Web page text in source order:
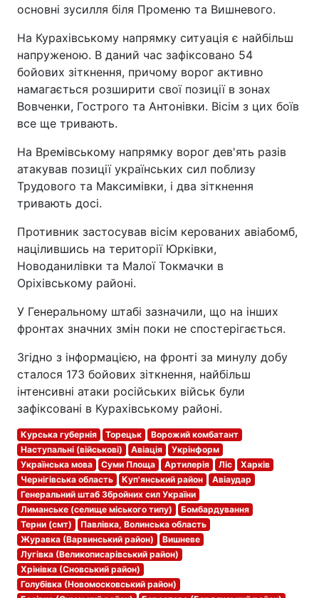
основні зусилля біля Променю та Вишневого.
На Курахівському напрямку ситуація є найбільш
напруженою. В даний час зафіксовано 54
бойових зіткнення, причому ворог активно
намагається розширити свої позиції в зонах
Вовченки, Гострого та Антонівки. Вісім з цих боїв
все ще тривають.
На Времівському напрямку ворог дев'ять разів
атакував позиції українських сил поблизу
Трудового та Максимівки, і два зіткнення
тривають досі.
Противник застосував вісім керованих авіабомб,
націлившись на території Юрківки,
Новоданилівки та Малої Токмачки в
Оріхівському районі.
У Генеральному штабі зазначили, що на інших
фронтах значних змін поки не спостерігається.
Згідно з інформацією, на фронті за минулу добу
сталося 173 бойових зіткнення, найбільш
інтенсивні атаки російських військ були
зафіксовані в Курахівському районі.
Курська губернія Торецьк
Ворожий комбатант
Наступальні (військові)
Авіація
Укрінформ
Українська мова
Суми Площа Артилерія Ліс
Харків
Чернігівська область
Куп'янський район
Авіаудар
Генеральний штаб Збройних сил України
Лиманське (селище міського типу)
Бомбардування
Терни (смт)
Павлівка, Волинська область
Журавка (Варвинський район)
Вишневе
Лугівка (Великописарівський район)
Хрінівка (Сновський район)
Голубівка (Новомосковський район)